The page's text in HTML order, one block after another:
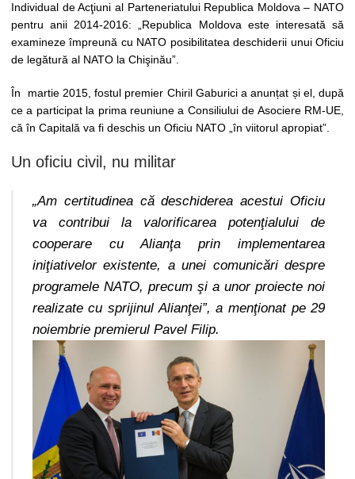
Individual de Acţiuni al Parteneriatului Republica Moldova – NATO
pentru anii 2014-2016: „Republica Moldova este interesată să
examineze împreună cu NATO posibilitatea deschiderii unui Oficiu
de legătură al NATO la Chişinău”.
În martie 2015, fostul premier Chiril Gaburici a anunțat și el, după
ce a participat la prima reuniune a Consiliului de Asociere RM-UE,
că în Capitală va fi deschis un Oficiu NATO „în viitorul apropiat”.
Un oficiu civil, nu militar
„Am certitudinea că deschiderea acestui Oficiu
va contribui la valorificarea potenţialului de
cooperare cu Alianţa prin implementarea
iniţiativelor existente, a unei comunicări despre
programele NATO, precum şi a unor proiecte noi
realizate cu sprijinul Alianţei”, a menţionat pe 29
noiembrie premierul Pavel Filip.